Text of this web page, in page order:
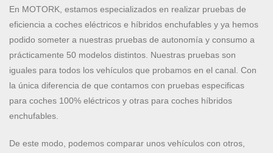
En MOTORK, estamos especializados en realizar pruebas de
eficiencia a coches eléctricos e híbridos enchufables y ya hemos
podido someter a nuestras pruebas de autonomía y consumo a
prácticamente 50 modelos distintos. Nuestras pruebas son
iguales para todos los vehículos que probamos en el canal. Con
la única diferencia de que contamos con pruebas especificas
para coches 100% eléctricos y otras para coches híbridos
enchufables.
De este modo, podemos comparar unos vehículos con otros,